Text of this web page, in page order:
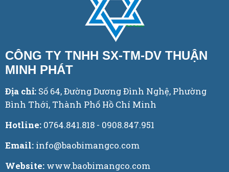
CÔNG TY TNHH SX-TM-DV THUẬN
MINH PHÁT
Địa chỉ: Số 64, Đường Dương Đình Nghệ, Phường
Bình Thới, Thành Phố Hồ Chí Minh
Hotline: 0764.841.818 - 0908.847.951
Email: info@baobimangco.com
Website: www.baobimangco.com